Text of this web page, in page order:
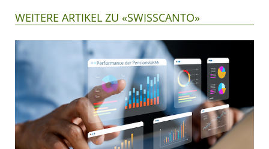
WEITERE ARTIKEL ZU «SWISSCANTO»